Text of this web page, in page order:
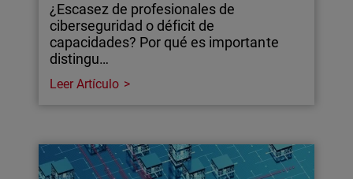
¿Escasez de profesionales de
ciberseguridad o déficit de
capacidades? Por qué es importante
distingu…
Leer Artículo